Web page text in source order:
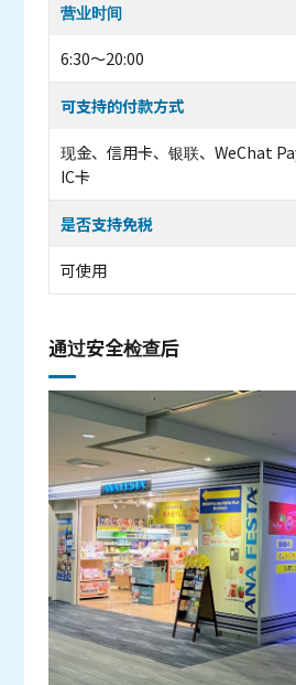
营业时间
6:30～20:00
可支持的付款方式
现金、信用卡、银联、WeChat
IC卡
是否支持免税
可使用
通过安全检查后